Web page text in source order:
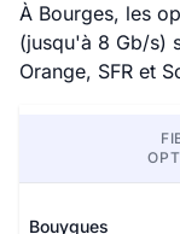
À Bourges, les
(jusqu'à 8 Gb/s)
Orange, SFR et
Bouygues